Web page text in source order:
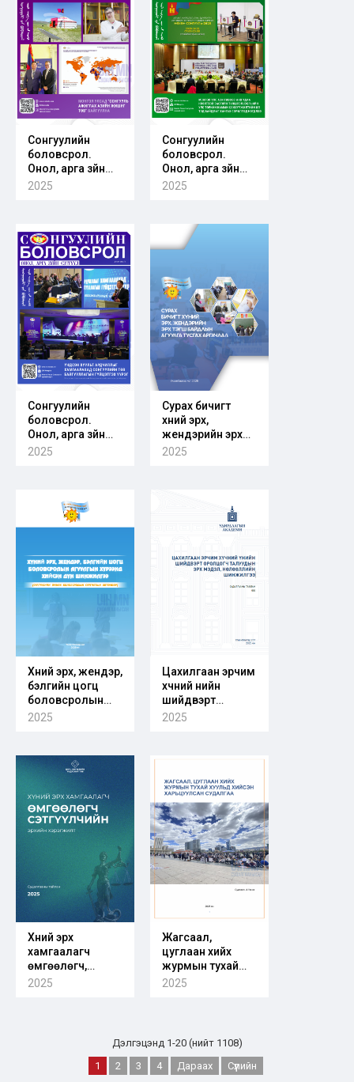
Сонгуулийн
боловсрол.
Онол, арга зүйн
сэтгүүл. Дугаар
2025
Сонгуулийн
боловсрол.
Онол, арга зүйн
сэтгүүл. Дугаар
2025
Сонгуулийн
боловсрол.
Онол, арга зүйн
сэтгүүл. Дугаар
2025
Сурах бичигт
хүний эрх,
жендэрийн эрх
тэгш байдлын
2025
Хүний эрх, жендэр,
бэлгийн цогц
боловсролын
агуулгын хүрээнд
(Сургуулийн
өмнөх
сургалтын
хөтөлбөр)
2025
Цахилгаан эрчим
хүчний үнийн
шийдвэрт
оролцогч
2025
Хүний эрх
хамгаалагч
өмгөөлөгч,
сэтгүүлчийн эрхийн
2025
Жагсаал,
цуглаан хийх
журмын тухай
хуулийг зарим
2025
Дэлгэцэнд 1-20 (нийт 1108)
1
2 3 4 Дараах Сүүлийн